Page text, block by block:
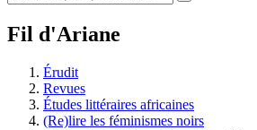
Fil d'Ariane
Érudit
Revues
Études littéraires africaines
(Re)lire les féminismes noirs